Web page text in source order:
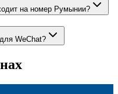
на номер Румынии?
WeChat?